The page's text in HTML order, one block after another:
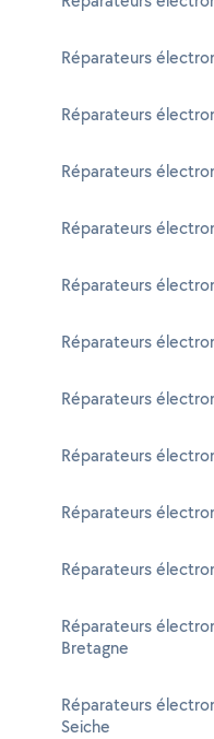
Réparateurs
Réparateurs
Réparateurs
Réparateurs
Réparateurs
Réparateurs
Réparateurs
Réparateurs
Réparateurs
Réparateurs
Réparateurs
Bretagne
Réparateurs
Seiche